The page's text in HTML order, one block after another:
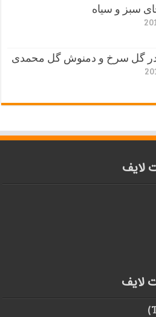
سبز و سیاه
گل سرخ و دمنوش گل محمدی
لایف
لایف